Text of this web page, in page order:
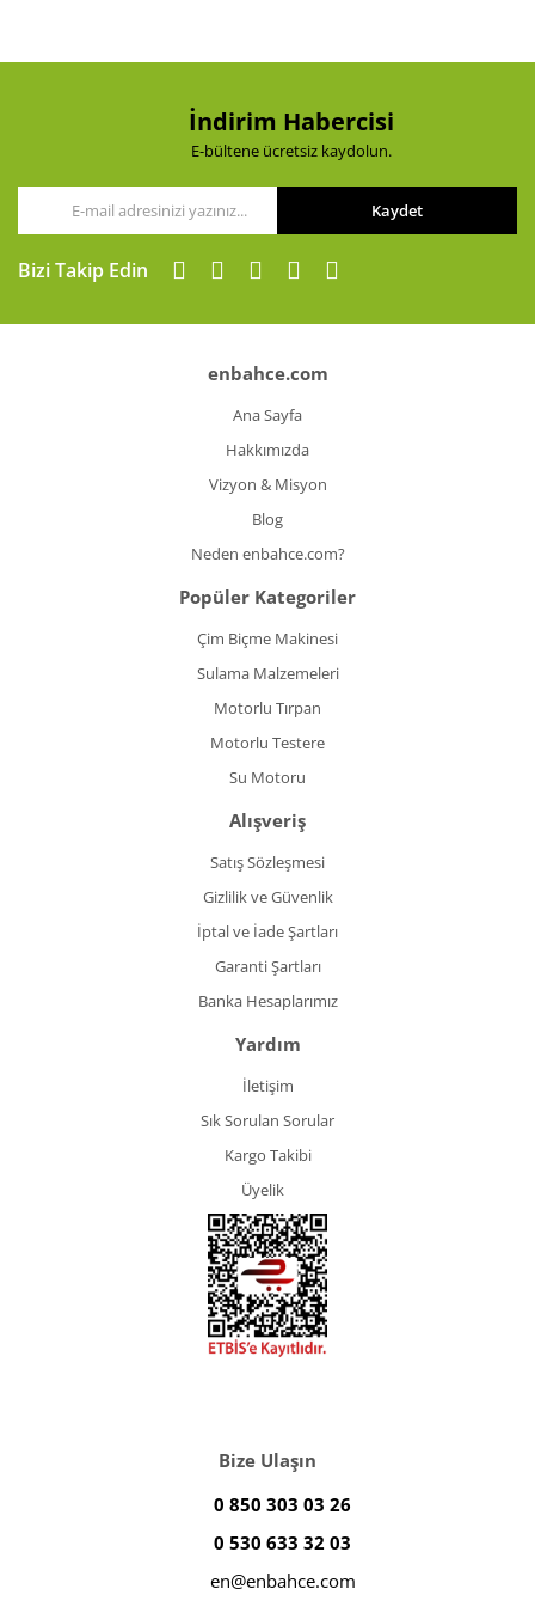
İndirim Habercisi
E-bültene ücretsiz kaydolun.
Kaydet
Bizi Takip Edin
enbahce.com
Ana Sayfa
Hakkımızda
Vizyon & Misyon
Blog
Neden enbahce.com?
Popüler Kategoriler
Çim Biçme Makinesi
Sulama Malzemeleri
Motorlu Tırpan
Motorlu Testere
Su Motoru
Alışveriş
Satış Sözleşmesi
Gizlilik ve Güvenlik
İptal ve İade Şartları
Garanti Şartları
Banka Hesaplarımız
Yardım
İletişim
Sık Sorulan Sorular
Kargo Takibi
Üyelik
Bize Ulaşın
0 850 303 03 26
0 530 633 32 03
en@enbahce.com